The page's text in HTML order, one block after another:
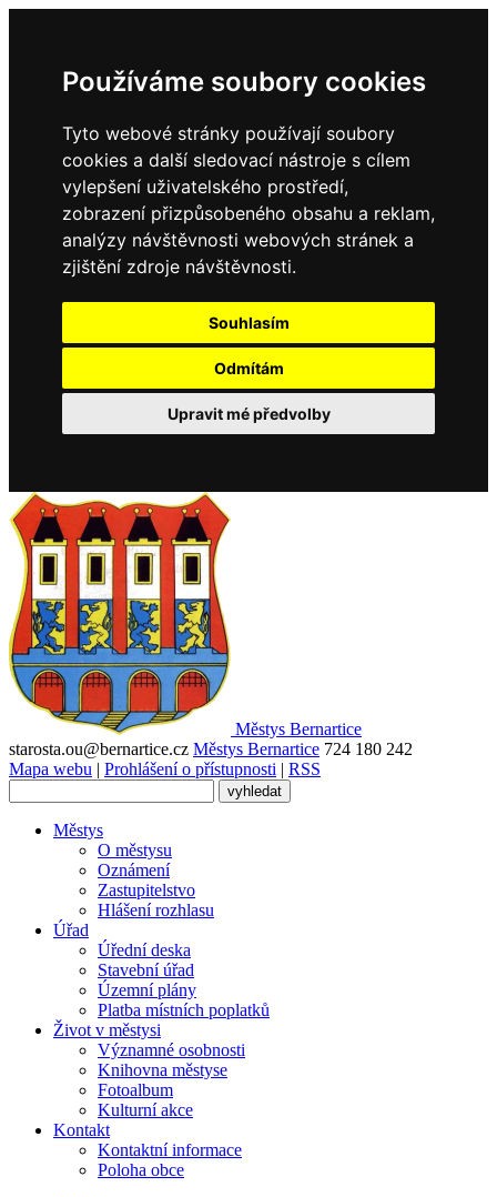
Používáme soubory cookies
Tyto webové stránky používají soubory
cookies a další sledovací nástroje s cílem
vylepšení uživatelského prostředí,
zobrazení přizpůsobeného obsahu a reklam,
analýzy návštěvnosti webových stránek a
zjištění zdroje návštěvnosti.
Souhlasím
Odmítám
Upravit mé předvolby
Městys Bernartice
starosta.ou@bernartice.cz Městys Bernartice 724 180 242
Mapa webu | Prohlášení o přístupnosti | RSS
Městys
O městysu
Oznámení
Zastupitelstvo
Hlášení rozhlasu
Úřad
Úřední deska
Stavební úřad
Územní plány
Platba místních poplatků
Život v městysi
Významné osobnosti
Knihovna městyse
Fotoalbum
Kulturní akce
Kontakt
Kontaktní informace
Poloha obce